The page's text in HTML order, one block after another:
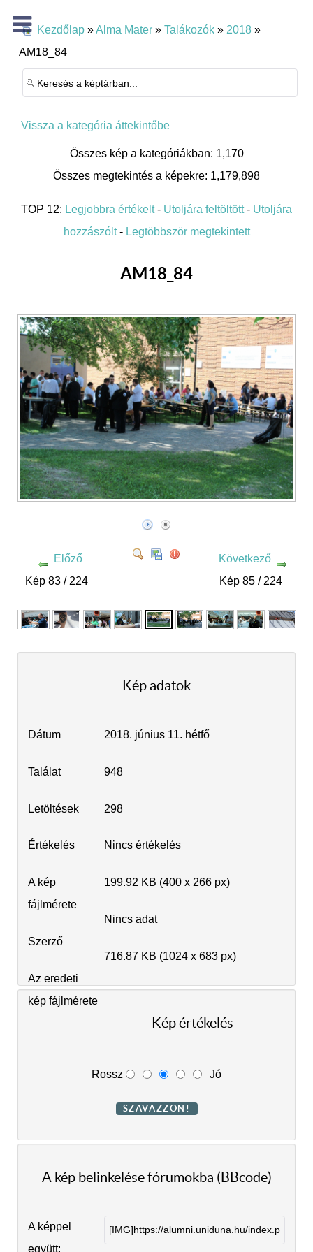
Kezdőlap »Alma Mater » Talákozók » 2018 »
AM18_84
Vissza a kategória áttekintőbe
Összes kép a kategóriákban: 1,170
Összes megtekintés a képekre: 1,179,898
TOP 12: Legjobbra értékelt- Utoljára feltöltött- Utoljára
hozzászólt- Legtöbbször megtekintett
AM18_84
Előző
Kép 83 / 224
Következő
Kép 85 / 224
Kép adatok
Dátum 2018. június 11. hétfő
Találat 948
Letöltések 298
Értékelés Nincs értékelés
A kép
fájlmérete
199.92 KB (400 x 266 px)
Szerző
Nincs adat
Az eredeti
kép fájlmérete
716.87 KB (1024 x 683 px)
Kép értékelés
Rossz Jó
A kép belinkelése fórumokba (BBcode)
A képpel
együtt: